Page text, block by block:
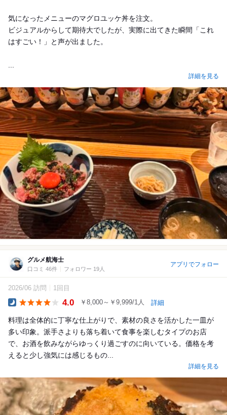
気になったメニューのマグロユッケ丼を注文。
ビジュアルからして期待大でしたが、実際に出てきた瞬間「これ
はすごい！」と声が出ました。
...
詳細を見る
グルメ航海士
口コミ 46件 フォロワー 19人
アプリでフォロー
2026/06 訪問 1回目
4.0 ￥8,000～￥9,999/1人 詳細
料理は全体的に丁寧な仕上がりで、素材の良さを活かした一皿が
多い印象。派手さよりも落ち着いて食事を楽しむタイプのお店
で、お酒を飲みながらゆっくり過ごすのに向いている。価格を考
えると少し強気には感じるもの...
詳細を見る